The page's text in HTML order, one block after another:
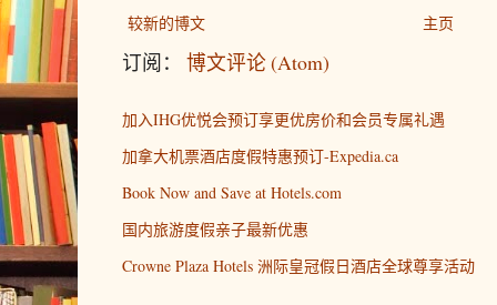
较新的博文 主页
订阅： 博文评论 (Atom)
加入IHG优悦会预订享更优房价和会员专属礼遇
加拿大机票酒店度假特惠预订-Expedia.ca
Book Now and Save at Hotels.com
国内旅游度假亲子最新优惠
Crowne Plaza Hotels 洲际皇冠假日酒店全球尊享活动